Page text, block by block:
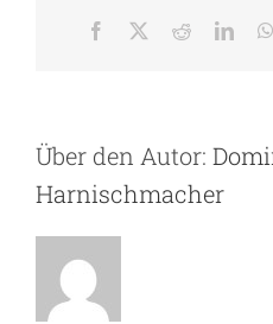
Facebook Reddit
Über den Autor:
Harnischmacher